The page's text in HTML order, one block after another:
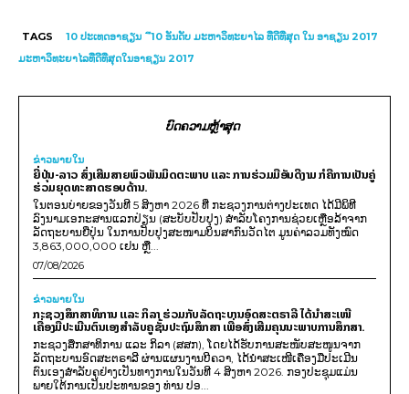
TAGS 10 ປະເທດອາຊຽນ
ึ10 ອັນດັບ ມະຫາວິທະຍາໄລ ທີ່ດີທີ່ສຸດ ໃນ ອາຊຽນ 2017
ມະຫາວິທະຍາໄລທີ່ດີທີ່ສຸດໃນອາຊຽນ 2017
ບົດຄວາມຫຼ້າສຸດ
ຂ່າວພາຍ​ໃນ
ຍີ່ປຸ່ນ-ລາວ ສົ່ງເສີມສາຍພົວພັນມິດຕະພາບ ແລະ ການຮ່ວມມືອັນດີງາມ ກໍຄືການເປັນຄູ່
ຮ່ວມຍຸດທະສາດຮອບດ້ານ.
ໃນຕອນບ່າຍຂອງວັນທີ 5 ສິງຫາ 2026 ທີ່ ກະຊວງການຕ່າງປະເທດ ໄດ້ມີພິທີ
ລົງນາມເອກະສານແລກປ່ຽນ (ສະບັບປັບປຸງ) ສໍາລັບໂຄງການຊ່ວຍເຫຼືອລ້າຈາກ
ລັດຖະບານຍີ່ປຸ່ນ ໃນການປັບປຸງສະໜາມບິນສາກົນວັດໄຕ ມູນຄ່າລວມທັງໝົດ
3,863,000,000 ເຢນ ຫຼື...
07/08/2026
ຂ່າວພາຍ​ໃນ
ກະຊວງສຶກສາທິການ ແລະ ກິລາ ຮ່ວມກັບລັດຖະບານອົດສະຕຣາລີ ໄດ້ນຳສະເໜີ
ເຄື່ອງມືປະເມີນຕົນເອງສຳລັບຄູຊັ້ນປະຖົມສຶກສາ ເພື່ອສົ່ງເສີມຄຸນນະພາບການສຶກສາ.
ກະຊວງສຶກສາທິການ ແລະ ກິລາ (ສສກ), ໂດຍໄດ້ຮັບການສະໜັບສະໜູນຈາກ
ລັດຖະບານອົດສະຕຣາລີ ຜ່ານແຜນງານບີຄວາ, ໄດ້ນຳສະເໜີເຄື່ອງມືປະເມີນ
ຕົນເອງສຳລັບຄູຢ່າງເປັນທາງການໃນວັນທີ 4 ສິງຫາ 2026. ກອງປະຊຸມແມ່ນ
ພາຍໃຕ້ການເປັນປະທານຂອງ ທ່ານ ປອ...